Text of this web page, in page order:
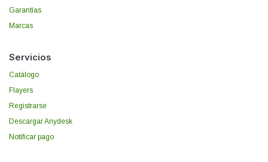
Garantías
Marcas
Servicios
Catálogo
Flayers
Registrarse
Descargar Anydesk
Notificar pago